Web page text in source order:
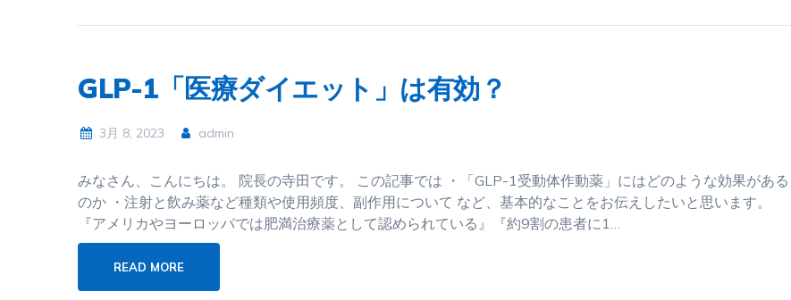
GLP-1「医療ダイエット」は有効？
3月 8, 2023 admin
みなさん、こんにちは。 院長の寺田です。 この記事では ・「GLP-1受動体作動薬」にはどのような効果がある
のか ・注射と飲み薬など種類や使用頻度、副作用について など、基本的なことをお伝えしたいと思います。
『アメリカやヨーロッパでは肥満治療薬として認められている』『約9割の患者に1…
READ MORE